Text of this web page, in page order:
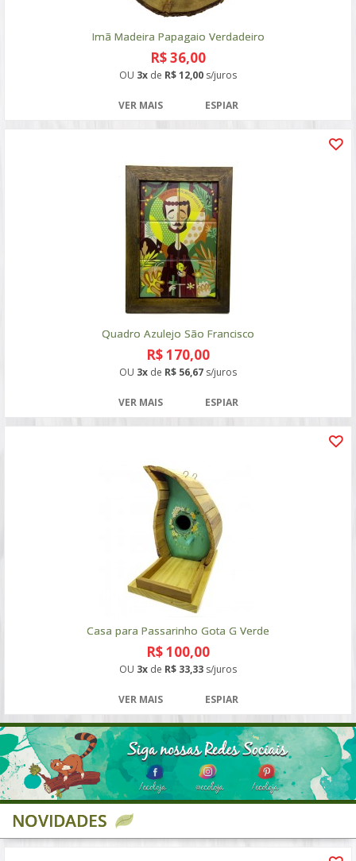
Imã Madeira Papagaio Verdadeiro
R$ 36,00
OU 3x de R$ 12,00 s/juros
VER MAIS ESPIAR
Quadro Azulejo São Francisco
R$ 170,00
OU 3x de R$ 56,67 s/juros
VER MAIS ESPIAR
Casa para Passarinho Gota G Verde
R$ 100,00
OU 3x de R$ 33,33 s/juros
VER MAIS ESPIAR
NOVIDADES